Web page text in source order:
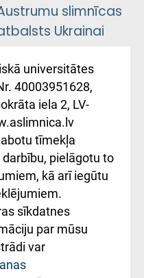
slimnīcas
Ukrainai
Східної
та співпраця з
universitātes
40003951628,
iela 2, LV-
tīmekļa
pielāgotu to
kā arī iegūtu
sīkdatnes
par mūsu
var